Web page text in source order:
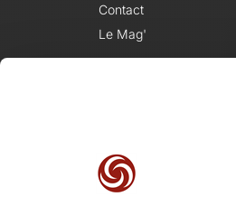
Contact
Le Mag'